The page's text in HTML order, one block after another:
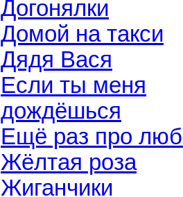
Догонялки
Домой на такси
Дядя Вася
Если ты меня
дождёшься
Ещё раз про
Жёлтая роза
Жиганчики